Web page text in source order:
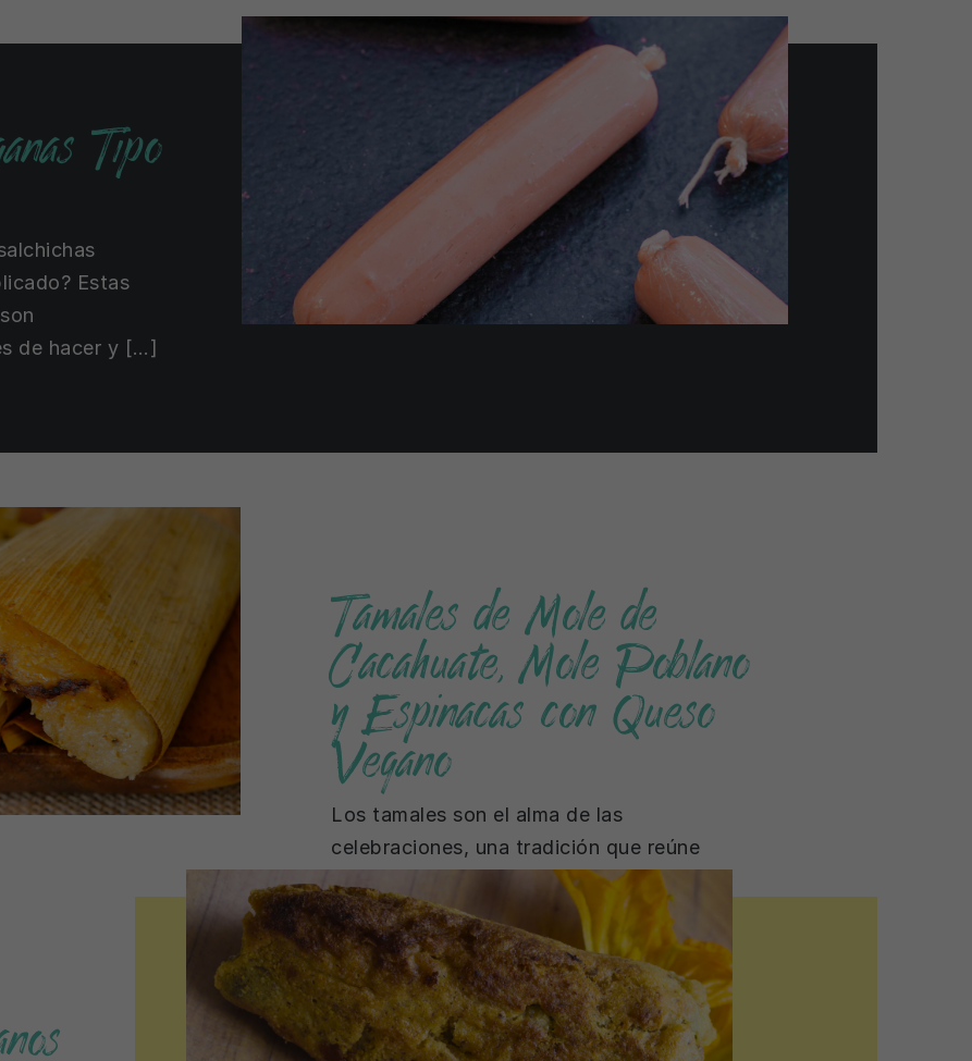
Tipo
Estas
de hacer y […]
Tamales de Mole de
Cacahuate, Mole Poblano
y Espinacas con Queso
Vegano
Los tamales son el alma de las
celebraciones, una tradición que reúne
familias, amigos y generaciones alrededor
de la mesa. […]